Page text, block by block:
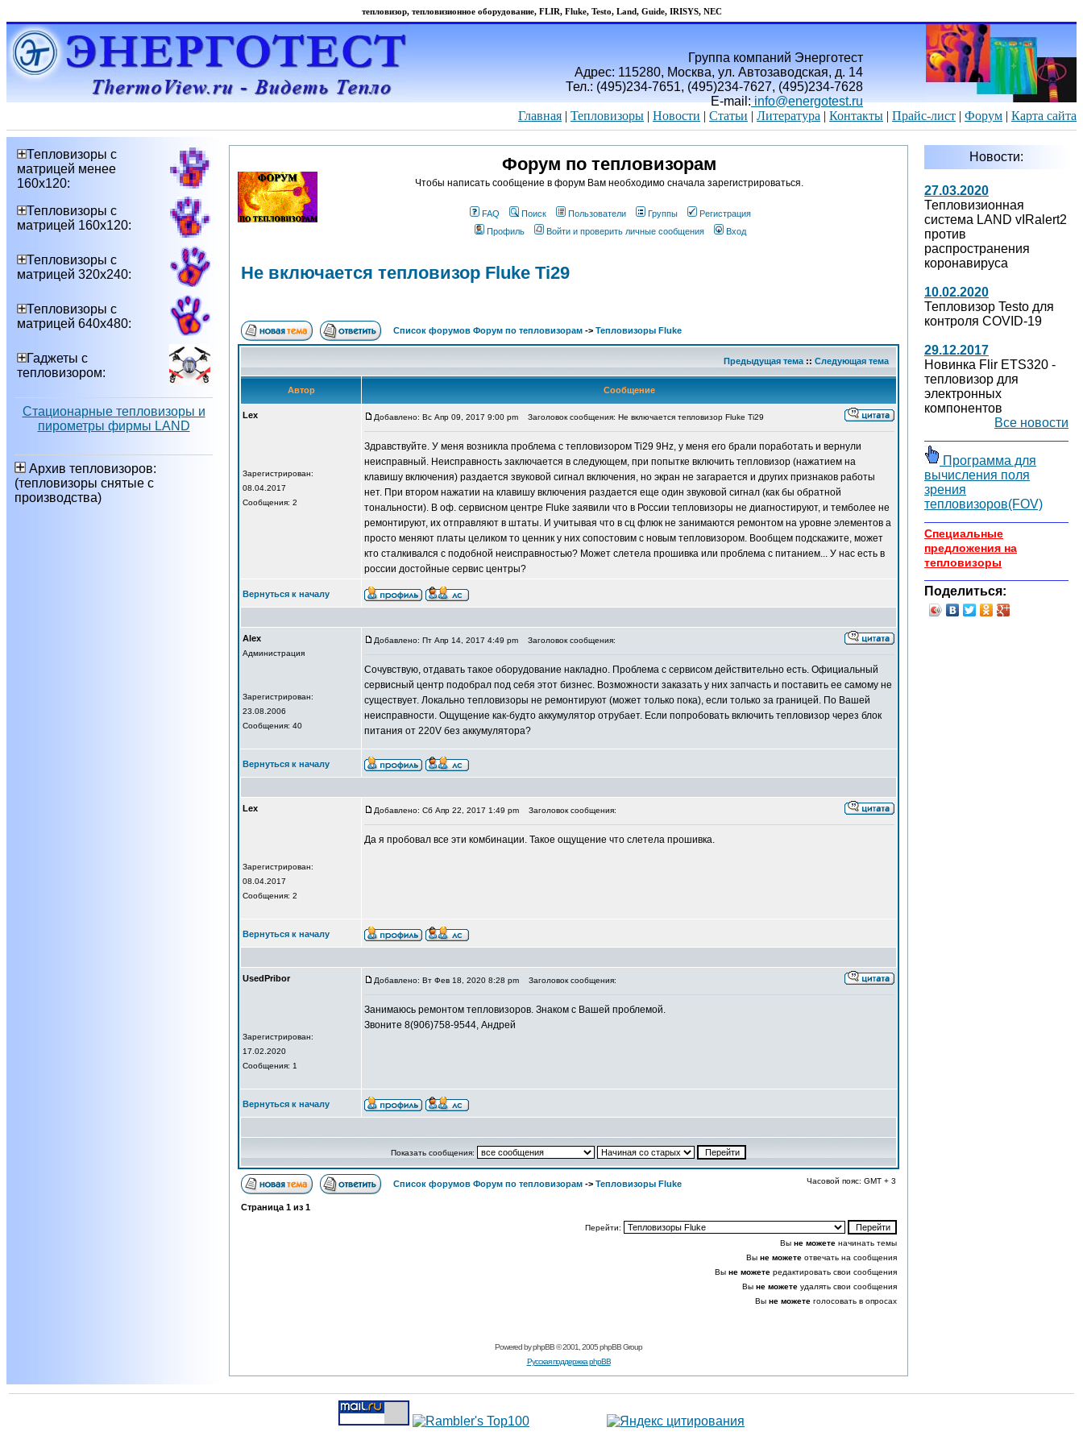
тепловизор, тепловизионное оборудование, FLIR, Fluke, Testo, Land, Guide, IRISYS, NEC
Группа компаний Энерготест
Адрес: 115280, Москва, ул. Автозаводская, д. 14
Тел.: (495)234-7651, (495)234-7627, (495)234-7628
E-mail:info@energotest.ru
Главная | Тепловизоры | Новости | Статьи | Литература | Контакты | Прайс-лист | Форум | Карта сайта
Тепловизоры с
матрицей менее
160х120:
Тепловизоры с
матрицей 160х120:
Тепловизоры с
матрицей 320х240:
Тепловизоры с
матрицей 640х480:
Гаджеты с
тепловизором:
Стационарные тепловизоры и
пирометры фирмы LAND
Архив тепловизоров:
(тепловизоры снятые с
производства)
Форум по тепловизорам
Чтобы написать сообщение в форум Вам необходимо сначала зарегистрироваться.
FAQ Поиск Пользователи Группы
Регистрация
Профиль
Войти и проверить личные сообщения Вход
Не включается тепловизор Fluke Ti29
Список форумов Форум по тепловизорам -> Тепловизоры Fluke
Предыдущая тема :: Следующая тема
Автор Сообщение
Lex
Зарегистрирован:
08.04.2017
Сообщения: 2
Добавлено: Вс Апр 09, 2017 9:00 pm Заголовок сообщения: Не включается тепловизор Fluke Ti29
Здравствуйте. У меня возникла проблема с тепловизором Ti29 9Hz, у меня его брали поработать и вернули
неисправный. Неисправность заключается в следующем, при попытке включить тепловизор (нажатием на
клавишу включения) раздается звуковой сигнал включения, но экран не загарается и других признаков работы
нет. При втором нажатии на клавишу включения раздается еще один звуковой сигнал (как бы обратной
тональности). В оф. сервисном центре Fluke заявили что в России тепловизоры не диагностируют, и темболее не
ремонтируют, их отправляют в штаты. И учитывая что в сц флюк не занимаются ремонтом на уровне элементов а
просто меняют платы целиком то ценник у них сопостовим с новым тепловизором. Вообщем подскажите, может
кто сталкивался с подобной неисправностью? Может слетела прошивка или проблема с питанием... У нас есть в
россии достойные сервис центры?
Вернуться к началу
Alex
Администрация
Зарегистрирован:
23.08.2006
Сообщения: 40
Добавлено: Пт Апр 14, 2017 4:49 pm Заголовок сообщения:
Сочувствую, отдавать такое оборудование накладно. Проблема с сервисом действительно есть. Официальный
сервисный центр подобрал под себя этот бизнес. Возможности заказать у них запчасть и поставить ее самому не
существует. Локально тепловизоры не ремонтируют (может только пока), если только за границей. По Вашей
неисправности. Ощущение как-будто аккумулятор отрубает. Если попробовать включить тепловизор через блок
питания от 220V без аккумулятора?
Вернуться к началу
Lex
Зарегистрирован:
08.04.2017
Сообщения: 2
Добавлено: Сб Апр 22, 2017 1:49 pm Заголовок сообщения:
Да я пробовал все эти комбинации. Такое ощущение что слетела прошивка.
Вернуться к началу
UsedPribor
Зарегистрирован:
17.02.2020
Сообщения: 1
Добавлено: Вт Фев 18, 2020 8:28 pm Заголовок сообщения:
Занимаюсь ремонтом тепловизоров. Знаком с Вашей проблемой.
Звоните 8(906)758-9544, Андрей
Вернуться к началу
Показать сообщения:
Список форумов Форум по тепловизорам -> Тепловизоры Fluke Часовой пояс: GMT + 3
Страница 1 из 1
Перейти:
Вы не можете начинать темы
Вы не можете отвечать на сообщения
Вы не можете редактировать свои сообщения
Вы не можете удалять свои сообщения
Вы не можете голосовать в опросах
Powered byphpBB© 2001, 2005 phpBB Group
Русская поддержка phpBB
Новости:
27.03.2020
Тепловизионная
система LAND vIRalert2
против
распространения
коронавируса
10.02.2020
Тепловизор Testo для
контроля COVID-19
29.12.2017
Новинка Flir ETS320 -
тепловизор для
электронных
компонентов
Все новости
Программа для
вычисления поля
зрения
тепловизоров(FOV)
Специальные
предложения на
тепловизоры
Поделиться: